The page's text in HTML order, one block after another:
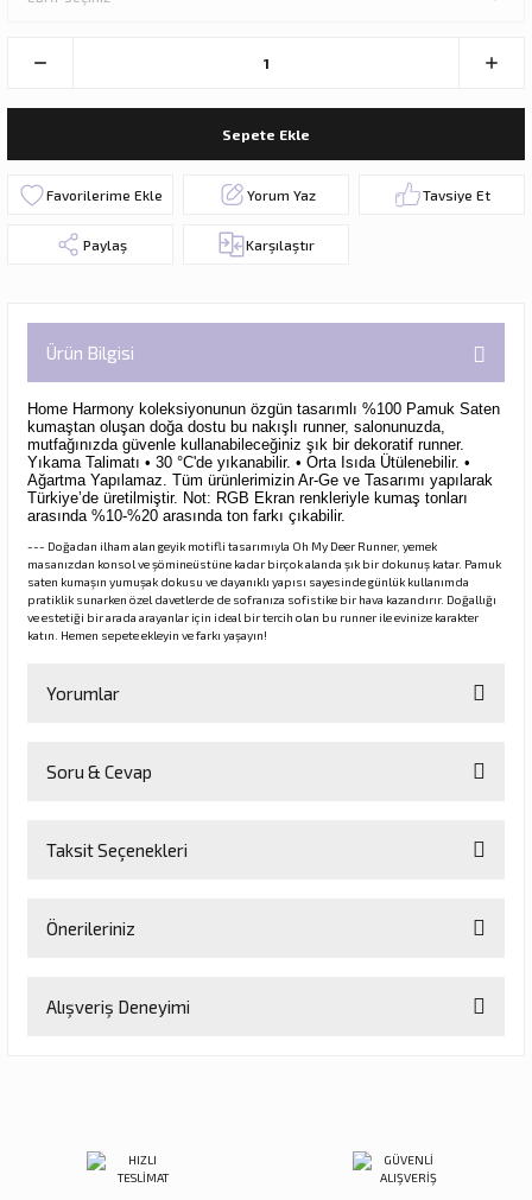
Sepete Ekle
Yorum Yaz Tavsiye Et
Paylaş Karşılaştır
Ürün Bilgisi
Home Harmony koleksiyonunun özgün tasarımlı %100 Pamuk Saten
kumaştan oluşan doğa dostu bu nakışlı runner, salonunuzda,
mutfağınızda güvenle kullanabileceğiniz şık bir dekoratif runner.
Yıkama Talimatı • 30 °C'de yıkanabilir. • Orta Isıda Ütülenebilir. •
Ağartma Yapılamaz. Tüm ürünlerimizin Ar-Ge ve Tasarımı yapılarak
Türkiye’de üretilmiştir. Not: RGB Ekran renkleriyle kumaş tonları
arasında %10-%20 arasında ton farkı çıkabilir.
--- Doğadan ilham alan geyik motifli tasarımıyla Oh My Deer Runner, yemek
masanızdan konsol ve şömineüstüne kadar birçok alanda şık bir dokunuş katar. Pamuk
saten kumaşın yumuşak dokusu ve dayanıklı yapısı sayesinde günlük kullanımda
pratiklik sunarken özel davetlerde de sofranıza sofistike bir hava kazandırır. Doğallığı
ve estetiği bir arada arayanlar için ideal bir tercih olan bu runner ile evinize karakter
katın. Hemen sepete ekleyin ve farkı yaşayın!
Yorumlar
Soru & Cevap
Taksit Seçenekleri
Önerileriniz
konularda yetersiz gördüğünüz noktaları öneri formunu kullanarak
Ürün açıklamasında eksik bilgiler bulunuyor.
Ürün bilgilerinde hatalar bulunuyor.
Alışveriş Deneyimi